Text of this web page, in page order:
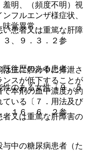
患者又は重篤な肝障
、９．３．２参
主に胆汁中に排泄さ
スが低下することが
本剤の血中濃度が約
いる〔７．用法及び
、１６．６．２参
明、（頻度不明）視
フルエンザ様症状、
覚異常。
往歴のある患者。
のある女性〔９．５
又は重篤な肝障害の
中の糖尿病患者（た